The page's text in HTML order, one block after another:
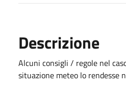
Descrizione
Alcuni consigli / regole nel
situazione meteo lo rendesse